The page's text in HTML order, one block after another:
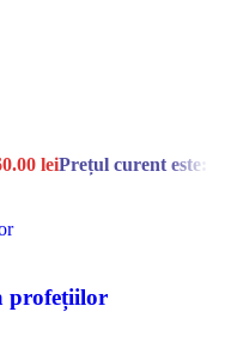
leiPrețul curent este:
profețiilor